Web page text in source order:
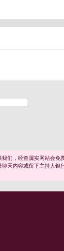
们，经查属实网站会免
天内容或留下主持人银